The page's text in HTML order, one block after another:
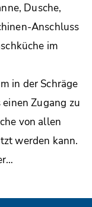
Dusche,
Anschluss
im
in der Schräge
Zugang zu
von allen
werden kann.